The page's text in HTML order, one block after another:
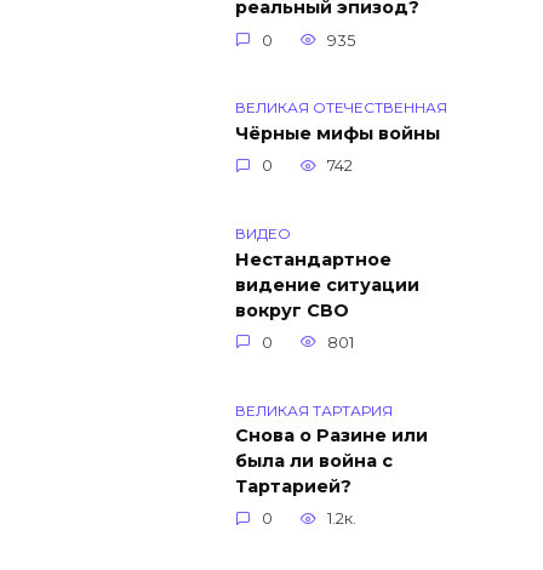
реальный эпизод?
0 935
ВЕЛИКАЯ ОТЕЧЕСТВЕННАЯ
Чёрные мифы войны
0 742
ВИДЕО
Нестандартное
видение ситуации
вокруг СВО
0 801
ВЕЛИКАЯ ТАРТАРИЯ
Снова о Разине или
была ли война с
Тартарией?
0 1.2к.